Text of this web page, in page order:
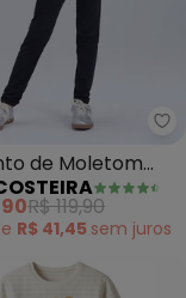
- Conjunto Floral
de Moletom
Swetie (Off
R$ 119,90
R$ 41,45 sem juros